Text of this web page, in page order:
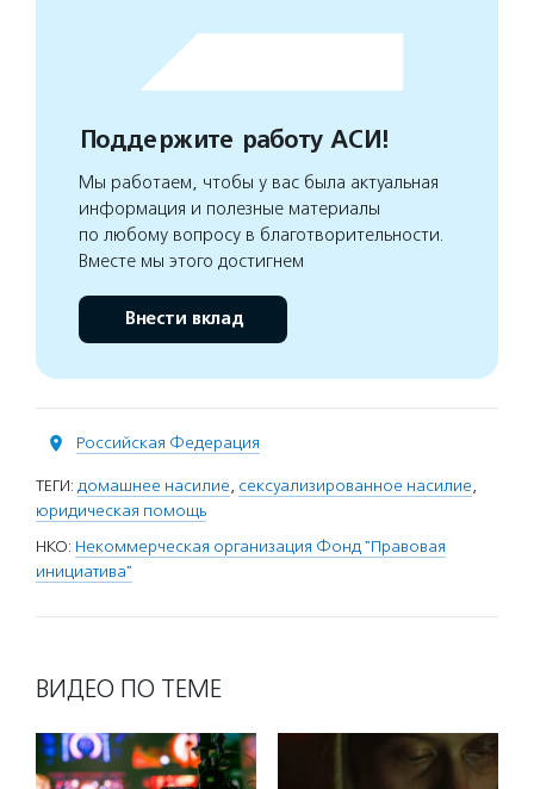
Поддержите работу АСИ!
Мы работаем, чтобы у вас была актуальная
информация и полезные материалы
по любому вопросу в благотворительности.
Вместе мы этого достигнем
Внести вклад
Российская Федерация
ТЕГИ: домашнее насилие, сексуализированное насилие,
юридическая помощь
НКО: Некоммерческая организация Фонд "Правовая
инициатива"
ВИДЕО ПО ТЕМЕ